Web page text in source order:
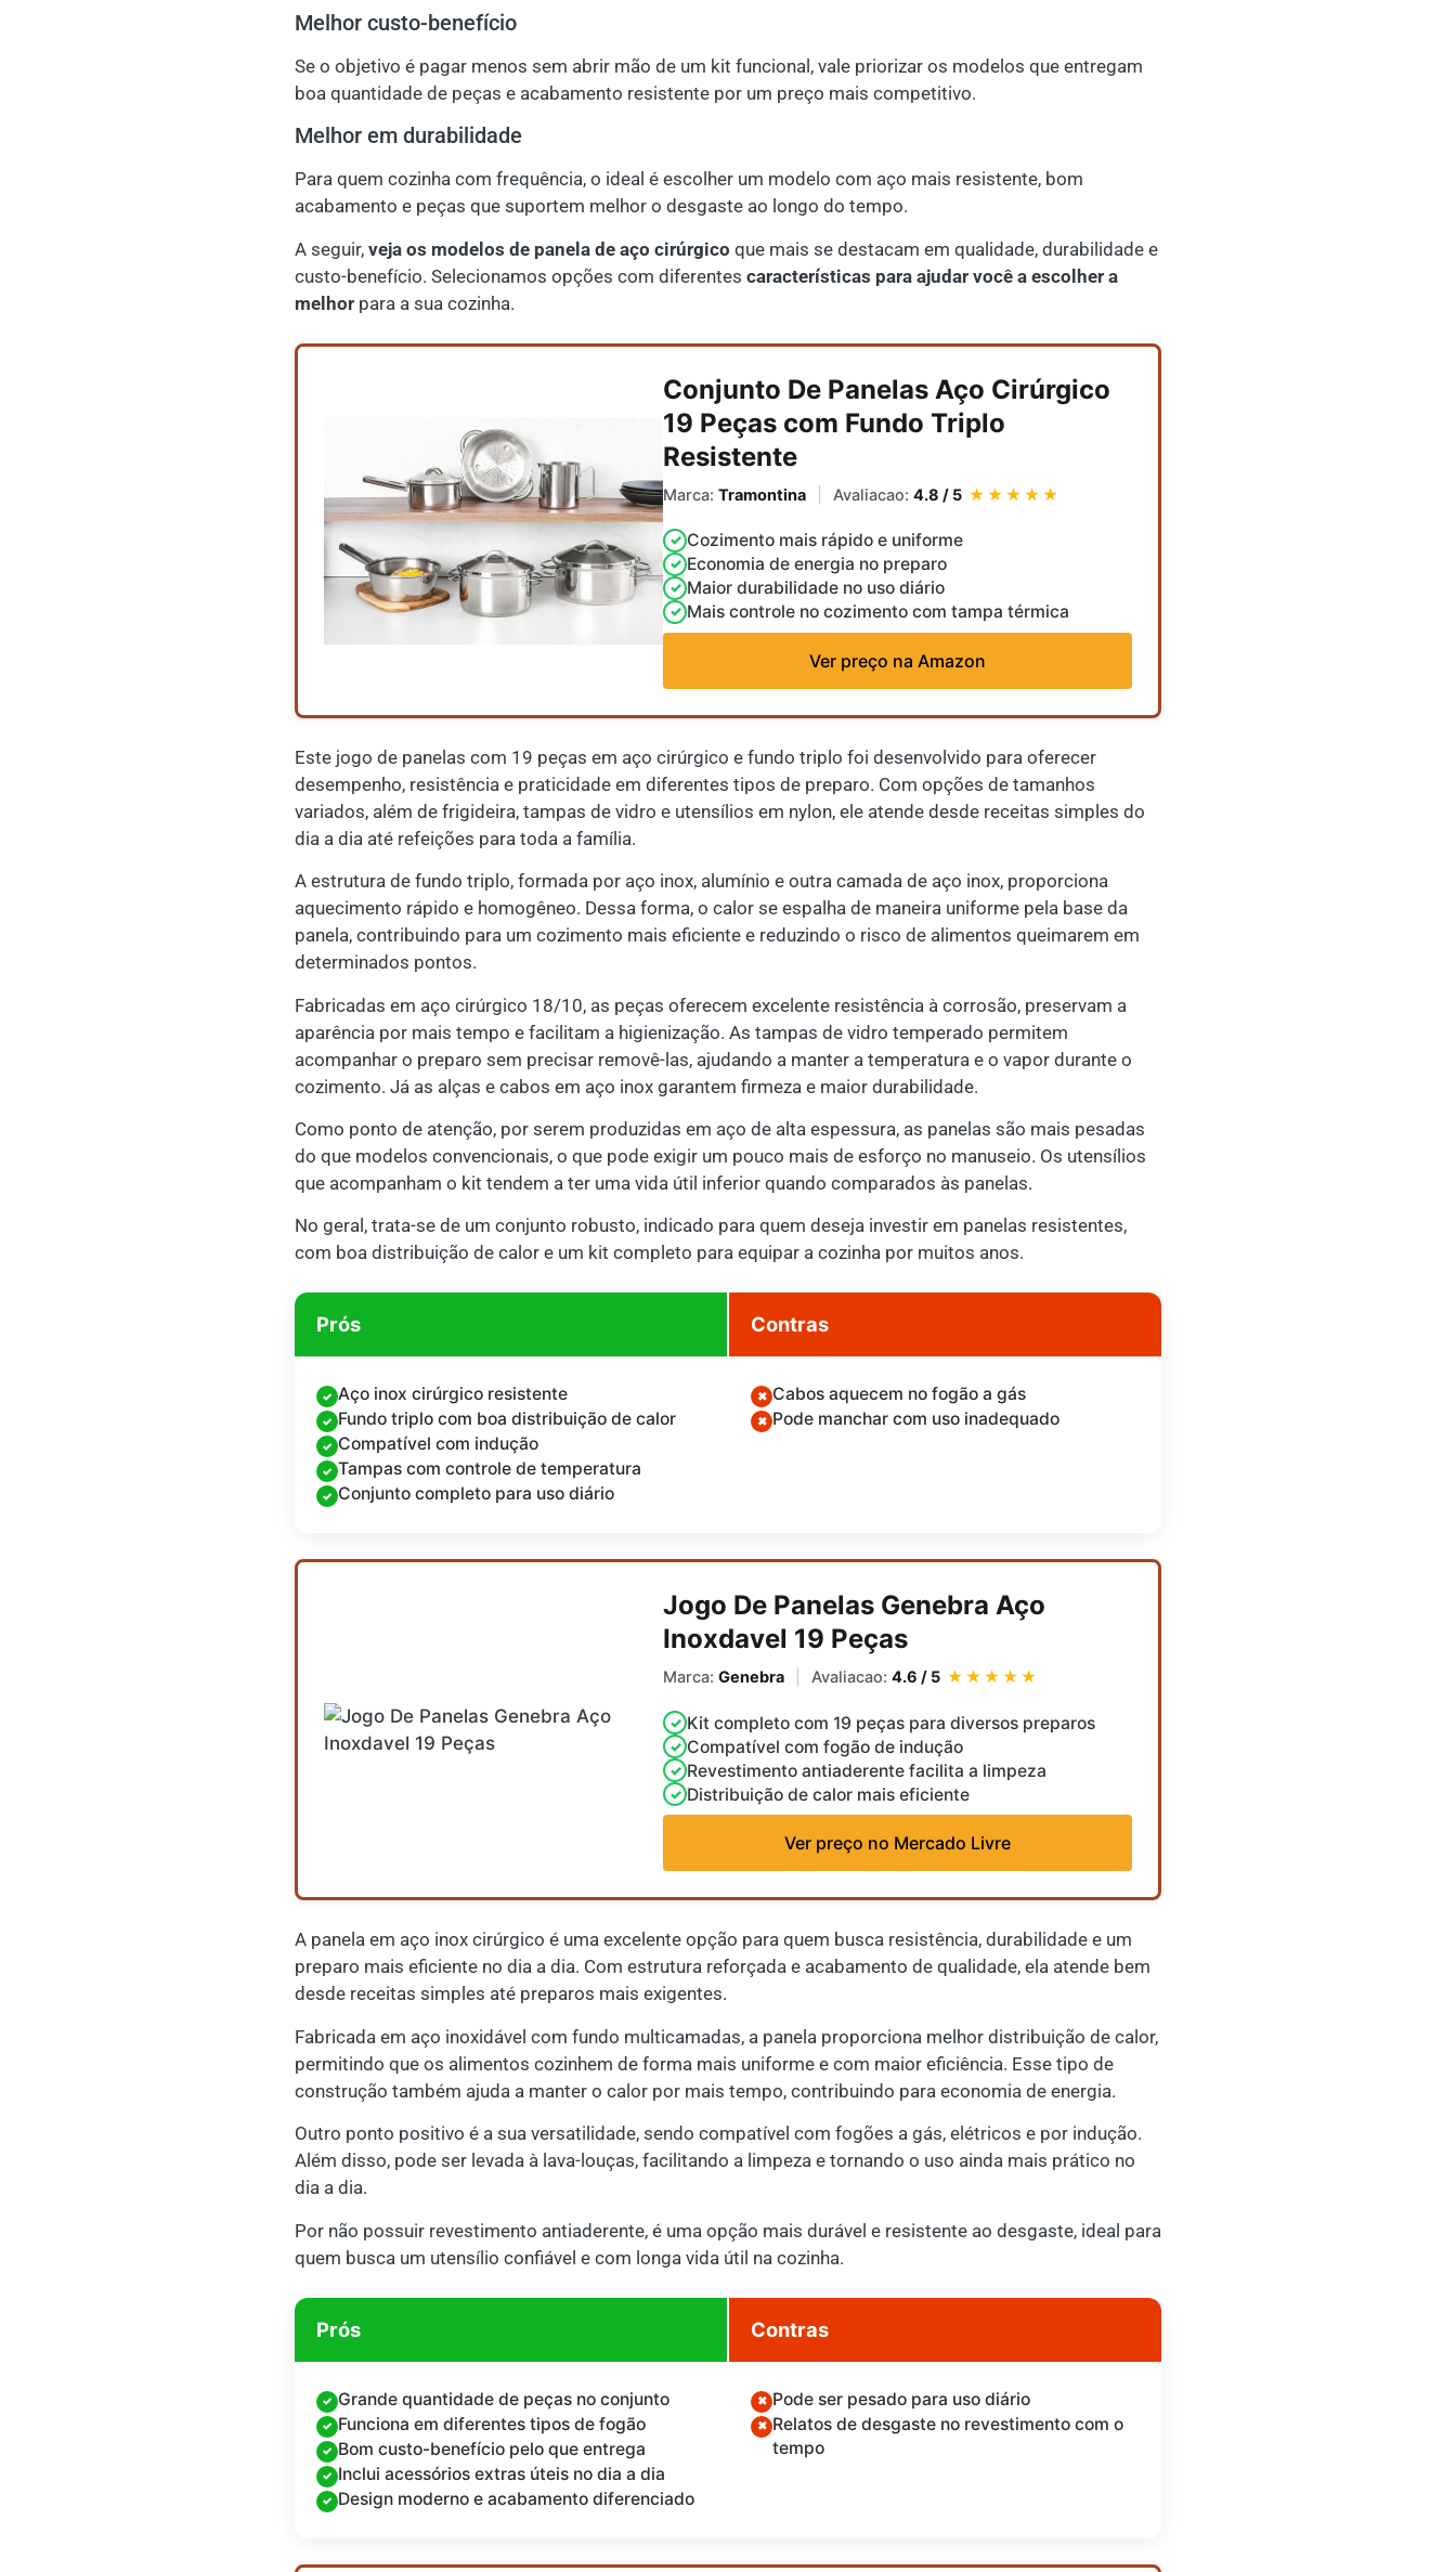
Melhor custo-benefício
Se o objetivo é pagar menos sem abrir mão de um kit funcional, vale priorizar os modelos que entregam
boa quantidade de peças e acabamento resistente por um preço mais competitivo.
Melhor em durabilidade
Para quem cozinha com frequência, o ideal é escolher um modelo com aço mais resistente, bom
acabamento e peças que suportem melhor o desgaste ao longo do tempo.
A seguir, veja os modelos de panela de aço cirúrgico que mais se destacam em qualidade, durabilidade e
custo-benefício. Selecionamos opções com diferentes características para ajudar você a escolher a
melhor para a sua cozinha.
Conjunto De Panelas Aço Cirúrgico
19 Peças com Fundo Triplo
Resistente
Marca:Tramontina Avaliacao:4.8 / 5 ★★★★★
Cozimento mais rápido e uniforme
Economia de energia no preparo
Maior durabilidade no uso diário
Mais controle no cozimento com tampa térmica
Ver preço na Amazon
Este jogo de panelas com 19 peças em aço cirúrgico e fundo triplo foi desenvolvido para oferecer
desempenho, resistência e praticidade em diferentes tipos de preparo. Com opções de tamanhos
variados, além de frigideira, tampas de vidro e utensílios em nylon, ele atende desde receitas simples do
dia a dia até refeições para toda a família.
A estrutura de fundo triplo, formada por aço inox, alumínio e outra camada de aço inox, proporciona
aquecimento rápido e homogêneo. Dessa forma, o calor se espalha de maneira uniforme pela base da
panela, contribuindo para um cozimento mais eficiente e reduzindo o risco de alimentos queimarem em
determinados pontos.
Fabricadas em aço cirúrgico 18/10, as peças oferecem excelente resistência à corrosão, preservam a
aparência por mais tempo e facilitam a higienização. As tampas de vidro temperado permitem
acompanhar o preparo sem precisar removê-las, ajudando a manter a temperatura e o vapor durante o
cozimento. Já as alças e cabos em aço inox garantem firmeza e maior durabilidade.
Como ponto de atenção, por serem produzidas em aço de alta espessura, as panelas são mais pesadas
do que modelos convencionais, o que pode exigir um pouco mais de esforço no manuseio. Os utensílios
que acompanham o kit tendem a ter uma vida útil inferior quando comparados às panelas.
No geral, trata-se de um conjunto robusto, indicado para quem deseja investir em panelas resistentes,
com boa distribuição de calor e um kit completo para equipar a cozinha por muitos anos.
Prós
Aço inox cirúrgico resistente
Fundo triplo com boa distribuição de calor
Compatível com indução
Tampas com controle de temperatura
Conjunto completo para uso diário
Contras
Cabos aquecem no fogão a gás
Pode manchar com uso inadequado
Jogo De Panelas Genebra Aço
Inoxdavel 19 Peças
Marca:Genebra Avaliacao:4.6 / 5 ★★★★★
Kit completo com 19 peças para diversos preparos
Compatível com fogão de indução
Revestimento antiaderente facilita a limpeza
Distribuição de calor mais eficiente
Ver preço no Mercado Livre
A panela em aço inox cirúrgico é uma excelente opção para quem busca resistência, durabilidade e um
preparo mais eficiente no dia a dia. Com estrutura reforçada e acabamento de qualidade, ela atende bem
desde receitas simples até preparos mais exigentes.
Fabricada em aço inoxidável com fundo multicamadas, a panela proporciona melhor distribuição de calor,
permitindo que os alimentos cozinhem de forma mais uniforme e com maior eficiência. Esse tipo de
construção também ajuda a manter o calor por mais tempo, contribuindo para economia de energia.
Outro ponto positivo é a sua versatilidade, sendo compatível com fogões a gás, elétricos e por indução.
Além disso, pode ser levada à lava-louças, facilitando a limpeza e tornando o uso ainda mais prático no
dia a dia.
Por não possuir revestimento antiaderente, é uma opção mais durável e resistente ao desgaste, ideal para
quem busca um utensílio confiável e com longa vida útil na cozinha.
Prós
Grande quantidade de peças no conjunto
Funciona em diferentes tipos de fogão
Bom custo-benefício pelo que entrega
Inclui acessórios extras úteis no dia a dia
Design moderno e acabamento diferenciado
Contras
Pode ser pesado para uso diário
Relatos de desgaste no revestimento com o
tempo